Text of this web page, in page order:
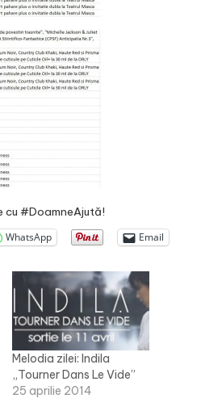
cu #DoamneAjută!
WhatsApp Email
Melodia zilei: Indila
„Tourner Dans Le Vide”
25 aprilie 2014